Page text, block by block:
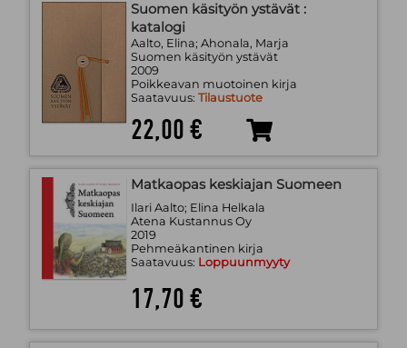
Suomen käsityön ystävät :
katalogi
Aalto, Elina; Ahonala, Marja
Suomen käsityön ystävät
2009
Poikkeavan muotoinen kirja
Saatavuus: Tilaustuote
22,00 €
Matkaopas keskiajan Suomeen
Ilari Aalto; Elina Helkala
Atena Kustannus Oy
2019
Pehmeäkantinen kirja
Saatavuus: Loppuunmyyty
17,70 €